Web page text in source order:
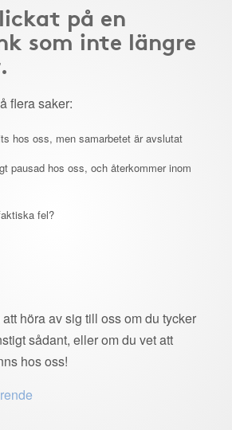
på en
som inte längre
flera saker:
hos oss, men samarbetet är avslutat
pausad hos oss, och återkommer inom
fel?
höra av sig till oss om du tycker
sådant, eller om du vet att
hos oss!